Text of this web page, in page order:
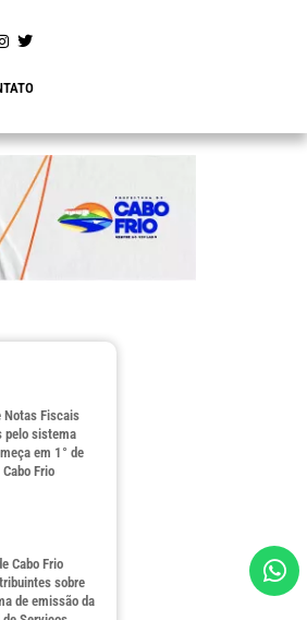
Notas Fiscais
pelo sistema
em 1° de
Frio
Cabo Frio
sobre
de emissão da